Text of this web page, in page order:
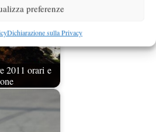
preferenze
Dichiarazione sulla Privacy
2011 orari e